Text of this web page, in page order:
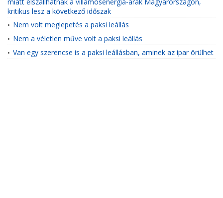
kritikus lesz a következő időszak
• Nem volt meglepetés a paksi leállás
• Nem a véletlen műve volt a paksi leállás
• Van egy szerencse is a paksi leállásban, aminek az ipar örülhet